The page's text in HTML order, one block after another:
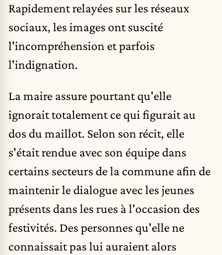
Rapidement relayées sur les réseaux
sociaux, les images ont suscité
l'incompréhension et parfois
l'indignation.
La maire assure pourtant qu'elle
ignorait totalement ce qui figurait au
dos du maillot. Selon son récit, elle
s'était rendue avec son équipe dans
certains secteurs de la commune afin de
maintenir le dialogue avec les jeunes
présents dans les rues à l'occasion des
festivités. Des personnes qu'elle ne
connaissait pas lui auraient alors